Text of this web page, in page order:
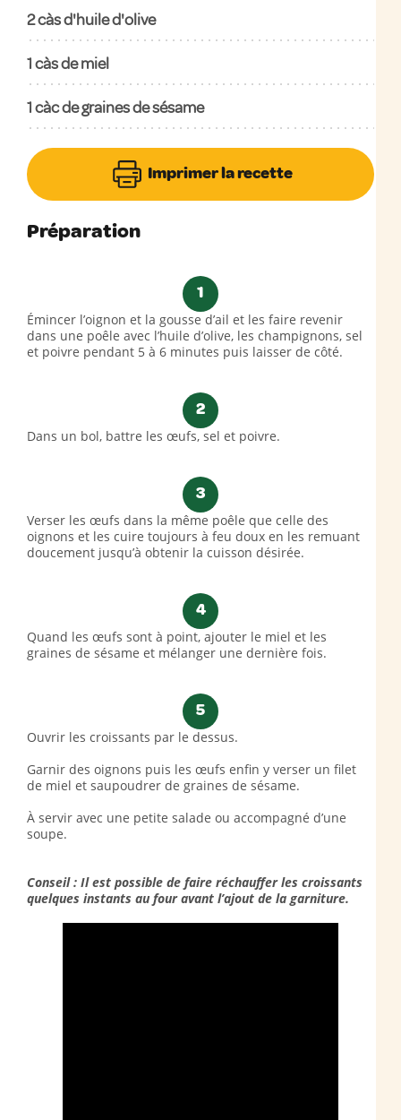
2càs d'huile d'olive
1càs de miel
1càc de graines de sésame
Imprimer la recette
Préparation
1
Émincer l’oignon et la gousse d’ail et les faire revenir
dans une poêle avec l’huile d’olive, les champignons, sel
et poivre pendant 5 à 6 minutes puis laisser de côté.
2
Dans un bol, battre les œufs, sel et poivre.
3
Verser les œufs dans la même poêle que celle des
oignons et les cuire toujours à feu doux en les remuant
doucement jusqu’à obtenir la cuisson désirée.
4
Quand les œufs sont à point, ajouter le miel et les
graines de sésame et mélanger une dernière fois.
5
Ouvrir les croissants par le dessus.
Garnir des oignons puis les œufs enfin y verser un filet
de miel et saupoudrer de graines de sésame.
À servir avec une petite salade ou accompagné d’une
soupe.
Conseil : Il est possible de faire réchauffer les croissants
quelques instants au four avant l’ajout de la garniture.